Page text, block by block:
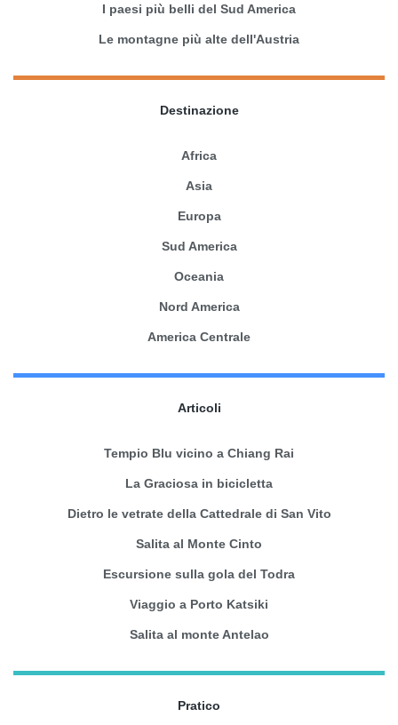
I paesi più belli del Sud America
Le montagne più alte dell'Austria
Destinazione
Africa
Asia
Europa
Sud America
Oceania
Nord America
America Centrale
Articoli
Tempio Blu vicino a Chiang Rai
La Graciosa in bicicletta
Dietro le vetrate della Cattedrale di San Vito
Salita al Monte Cinto
Escursione sulla gola del Todra
Viaggio a Porto Katsiki
Salita al monte Antelao
Pratico